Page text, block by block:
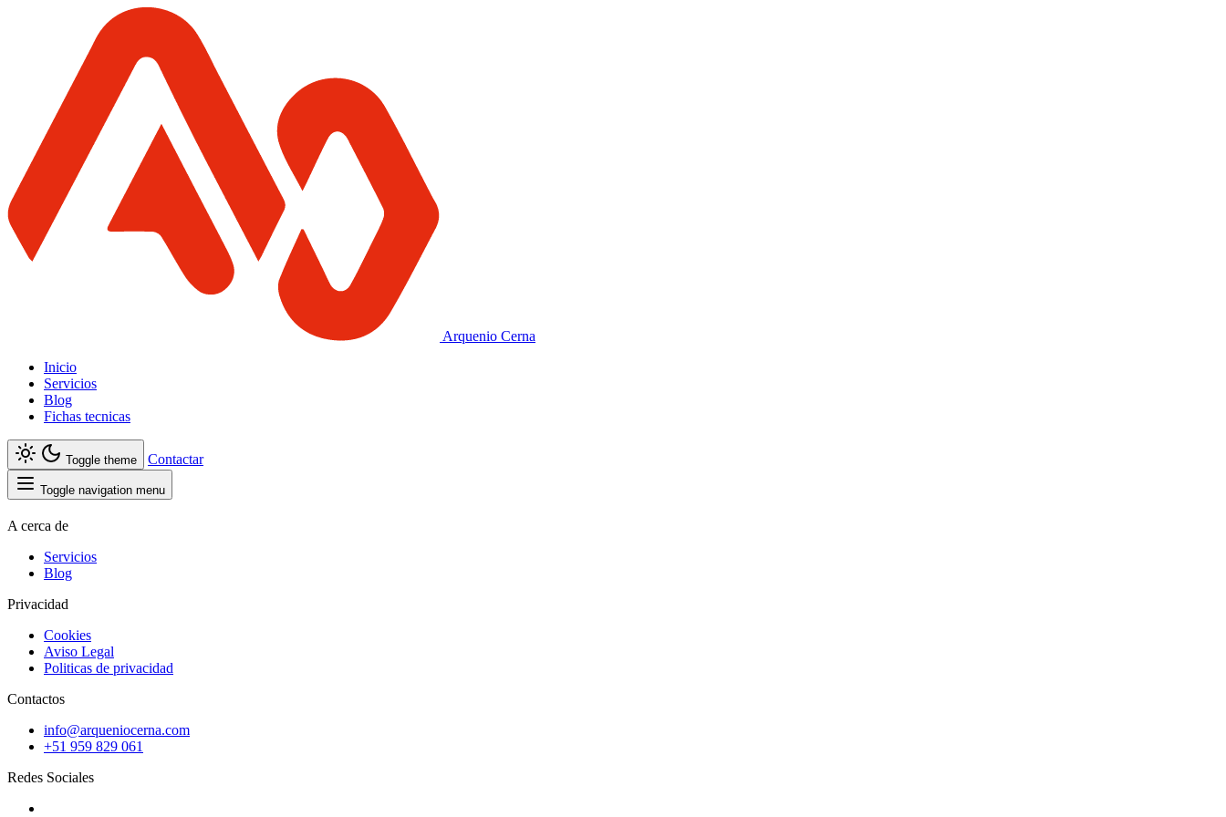
Arquenio Cerna
Inicio
Servicios
Blog
Fichas tecnicas
Toggle theme Contactar
Toggle navigation menu
A cerca de
Servicios
Blog
Privacidad
Cookies
Aviso Legal
Politicas de privacidad
Contactos
info@arqueniocerna.com
+51 959 829 061
Redes Sociales